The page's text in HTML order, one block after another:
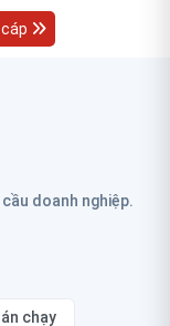
doanh nghiệp.
chạy